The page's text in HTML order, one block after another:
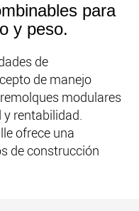
para
y peso.
de
de manejo
modulares
rentabilidad.
ofrece una
de construcción